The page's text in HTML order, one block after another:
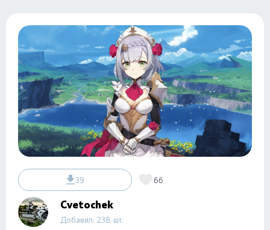
39 66
Cvetochek
Добавил: 238 шт.